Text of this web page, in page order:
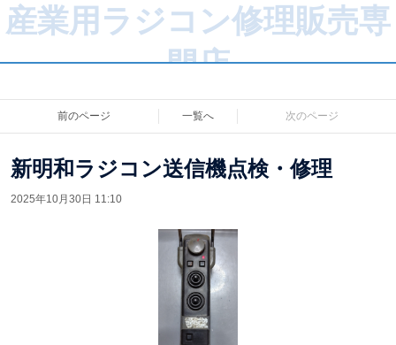
産業用ラジコン修理販売専
門店
前のページ 一覧へ 次のページ
新明和ラジコン送信機点検・修理
2025年10月30日 11:10